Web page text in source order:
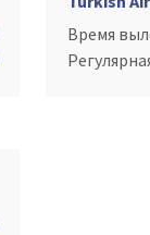
Время